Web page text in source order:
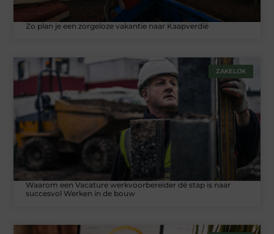
Zo plan je een zorgeloze vakantie naar Kaapverdië
ZAKELIJK
Waarom een Vacature werkvoorbereider dé stap is naar
succesvol Werken in de bouw